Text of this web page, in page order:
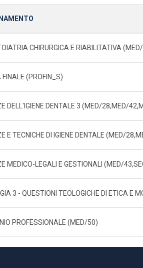
CHIRURGICA E RIABILITATIVA
FINALE (PROFIN_S)
DELL'IGIENE DENTALE 3 (MED/28,MED/
E TECNICHE DI IGIENE DENTALE (MED/
MEDICO-LEGALI E GESTIONALI (MED/
3 - QUESTIONI TEOLOGICHE DI ETICA E
PROFESSIONALE (MED/50)